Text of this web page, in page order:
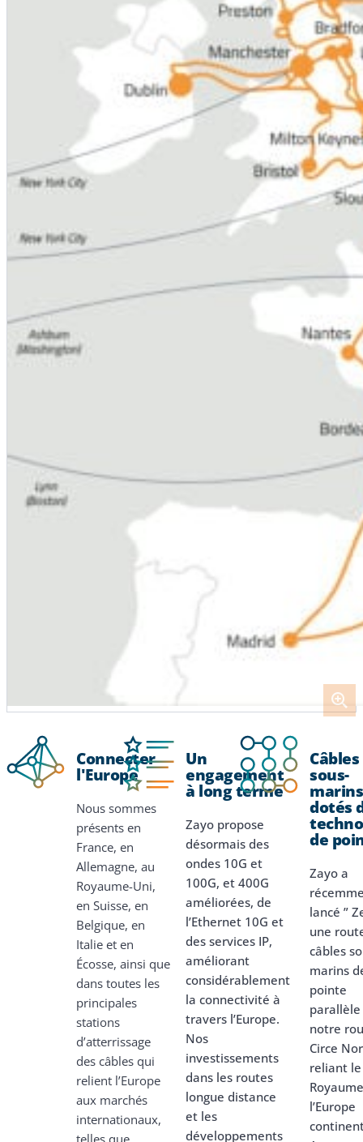
Connecter
l'Europe
Nous sommes
présents en
France, en
Allemagne, au
Royaume-Uni,
en Suisse, en
Belgique, en
Italie et en
Écosse, ainsi que
dans toutes les
principales
stations
d’atterrissage
des câbles qui
relient l’Europe
aux marchés
internationaux,
telles que
Un
engagement
à long terme
Zayo propose
désormais des
ondes 10G et
100G, et 400G
améliorées, de
l’Ethernet 10G et
des services IP,
améliorant
considérablement
la connectivité à
travers l’Europe.
Nos
investissements
dans les routes
longue distance
et les
développements
Câbles
sous-
marins
dotés
de
Zayo a
lancé ”
une
câbles
marins
pointe
notre
Circe
reliant le
l’Europe